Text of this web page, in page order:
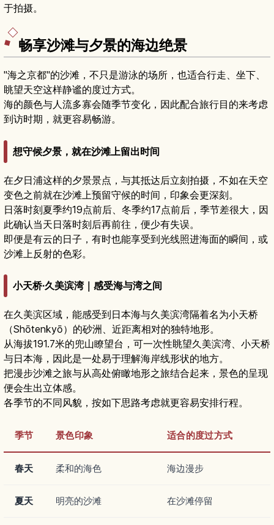
于拍摄。
畅享沙滩与夕景的海边绝景
"海之京都"的沙滩，不只是游泳的场所，也适合行走、坐下、
眺望天空这样静谧的度过方式。
海的颜色与人流多寡会随季节变化，因此配合旅行目的来考虑
到访时期，就更容易畅游。
想守候夕景，就在沙滩上留出时间
在夕日浦这样的夕景景点，与其抵达后立刻拍摄，不如在天空
变色之前就在沙滩上预留守候的时间，印象会更深刻。
日落时刻夏季约19点前后、冬季约17点前后，季节差很大，因
此确认当天日落时刻后再前往，便少有失误。
即便是有云的日子，有时也能享受到光线照进海面的瞬间，或
沙滩上反射的色彩。
小天桥·久美滨湾｜感受海与湾之间
在久美滨区域，能感受到日本海与久美滨湾隔着名为小天桥
（Shōtenkyō）的砂洲、近距离相对的独特地形。
从海拔191.7米的兜山瞭望台，可一次性眺望久美滨湾、小天桥
与日本海，因此是一处易于理解海岸线形状的地方。
把漫步沙滩之旅与从高处俯瞰地形之旅结合起来，景色的呈现
便会生出立体感。
各季节的不同风貌，按如下思路考虑就更容易安排行程。
季节 景色印象 适合的度过方式
春天 柔和的海色 海边漫步
夏天 明亮的沙滩 在沙滩停留